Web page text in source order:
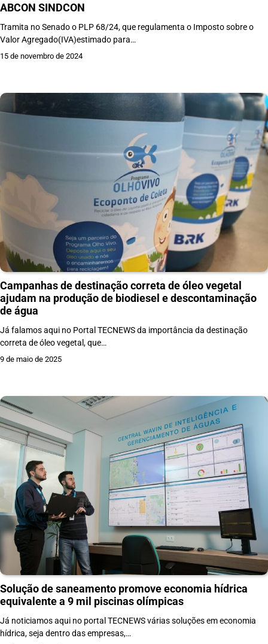
ABCON SINDCON
Tramita no Senado o PLP 68/24, que regulamenta o Imposto sobre o
Valor Agregado(IVA)estimado para…
15 de novembro de 2024
Campanhas de destinação correta de óleo vegetal
ajudam na produção de biodiesel e descontaminação
de água
Já falamos aqui no Portal TECNEWS da importância da destinação
correta de óleo vegetal, que…
9 de maio de 2025
Solução de saneamento promove economia hídrica
equivalente a 9 mil piscinas olímpicas
Já noticiamos aqui no portal TECNEWS várias soluções em economia
hídrica, seja dentro das empresas,…